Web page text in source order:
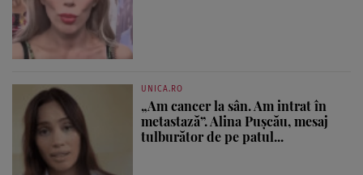
UNICA.RO
„Am cancer la sân. Am intrat în
metastază”. Alina Pușcău, mesaj
tulburător de pe patul...